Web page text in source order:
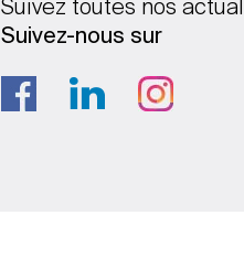
Suivez toutes nos
Suivez-nous sur